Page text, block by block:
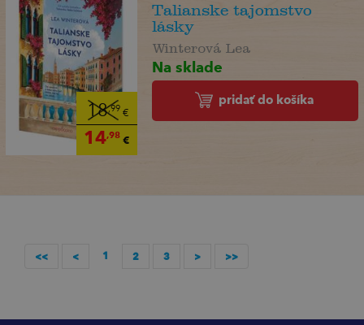
18,99 €
14,98€
Talianske tajomstvo
lásky
Winterová Lea
Na sklade
pridať do košíka
<< < 1 2 3 > >>